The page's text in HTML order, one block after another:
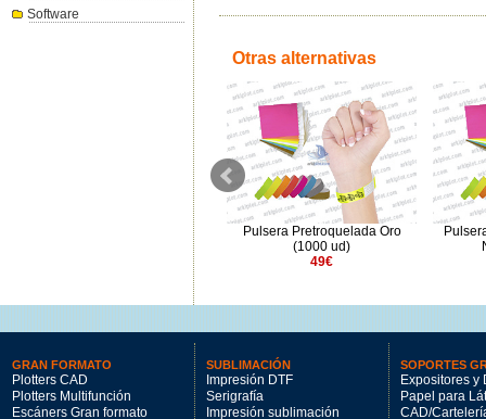
Software
Otras alternativas
Pulsera Pretroquelada Amarillo
Pulsera Pretroquelada Oro
(1000 ud)
49€
GRAN FORMATO
Plotters CAD
Plotters Multifunción
Escáners Gran formato
SUBLIMACIÓN
Impresión DTF
Serigrafía
Impresión sublimación
SOPORTES
Expositores y
Papel para
CAD/